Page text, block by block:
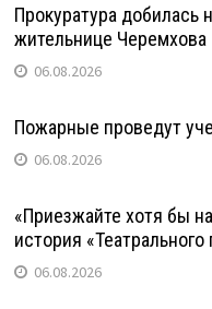
Прокуратура добилась
жительнице Черемхова
06.08.2026
Пожарные проведут
06.08.2026
«Приезжайте хотя бы
история
06.08.2026